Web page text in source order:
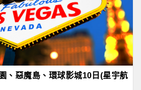
、惡魔島、環球影城10日(星宇航